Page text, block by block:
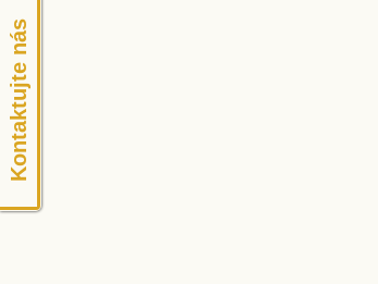
Kontaktujte nás